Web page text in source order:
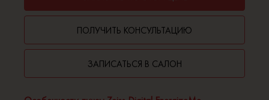
ПОЛУЧИТЬ КОНСУЛЬТАЦИЮ
ЗАПИСАТЬСЯ В САЛОН